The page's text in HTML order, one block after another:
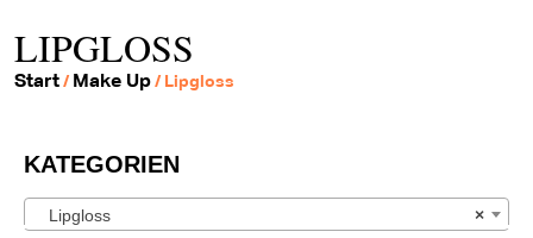
LIPGLOSS
Start/ Make Up/ Lipgloss
KATEGORIEN
×
Lipgloss